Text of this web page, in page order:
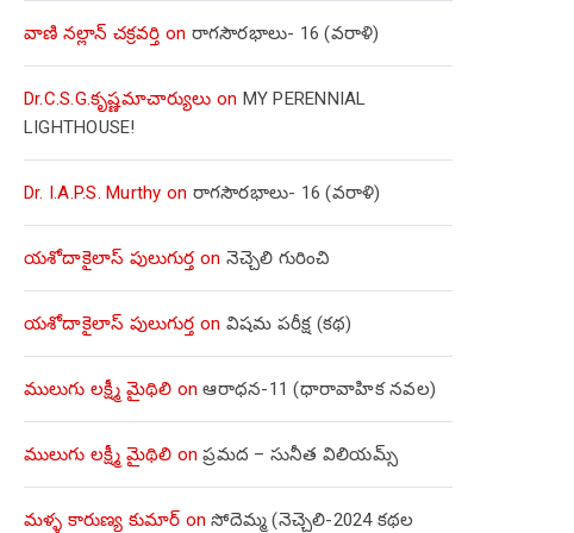
వాణి నల్లాన్ చక్రవర్తి on రాగసౌరభాలు- 16 (వరాళి)
Dr.C.S.G.కృష్ణమాచార్యులు on MY PERENNIAL
LIGHTHOUSE!
Dr. I.A.P.S. Murthy on రాగసౌరభాలు- 16 (వరాళి)
యశోదాకైలాస్ పులుగుర్త on నెచ్చెలి గురించి
యశోదాకైలాస్ పులుగుర్త on విషమ పరీక్ష (క‌థ‌)
ములుగు లక్ష్మీ మైథిలి onఆరాధన-11 (ధారావాహిక నవల)
ములుగు లక్ష్మీ మైథిలి onప్రమద – సునీత విలియమ్స్
మళ్ళ కారుణ్య కుమార్ onసోదెమ్మ (నెచ్చెలి-2024 కథల